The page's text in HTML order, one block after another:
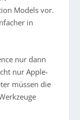
Models vor.
in
nur dann
nur Apple-
müssen die